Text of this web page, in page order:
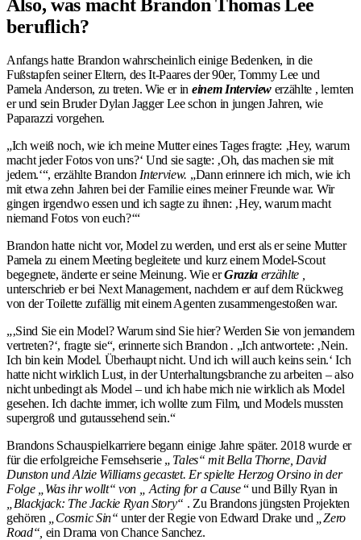
Also, was macht Brandon Thomas Lee
beruflich?
Anfangs hatte Brandon wahrscheinlich einige Bedenken, in die
Fußstapfen seiner Eltern, des It-Paares der 90er, Tommy Lee und
Pamela Anderson, zu treten. Wie er in einem Interview erzählte , lernten
er und sein Bruder Dylan Jagger Lee schon in jungen Jahren, wie
Paparazzi vorgehen.
„Ich weiß noch, wie ich meine Mutter eines Tages fragte: ‚Hey, warum
macht jeder Fotos von uns?‘ Und sie sagte: ‚Oh, das machen sie mit
jedem.‘“, erzählte BrandonInterview. „Dann erinnere ich mich, wie ich
mit etwa zehn Jahren bei der Familie eines meiner Freunde war. Wir
gingen irgendwo essen und ich sagte zu ihnen: ‚Hey, warum macht
niemand Fotos von euch?‘“
Brandon hatte nicht vor, Model zu werden, und erst als er seine Mutter
Pamela zu einem Meeting begleitete und kurz einem Model-Scout
begegnete, änderte er seine Meinung. Wie erGrazia erzählte ,
unterschrieb er bei Next Management, nachdem er auf dem Rückweg
von der Toilette zufällig mit einem Agenten zusammengestoßen war.
„‚Sind Sie ein Model? Warum sind Sie hier? Werden Sie von jemandem
vertreten?‘, fragte sie“, erinnerte sich Brandon. „Ich antwortete: ‚Nein.
Ich bin kein Model. Überhaupt nicht. Und ich will auch keins sein.‘ Ich
hatte nicht wirklich Lust, in der Unterhaltungsbranche zu arbeiten – also
nicht unbedingt als Model – und ich habe mich nie wirklich als Model
gesehen. Ich dachte immer, ich wollte zum Film, und Models mussten
supergroß und gutaussehend sein.“
Brandons Schauspielkarriere begann einige Jahre später. 2018 wurde er
für die erfolgreiche Fernsehserie „ Tales“ mit Bella Thorne, David
Dunston und Alzie Williams gecastet. Er spielte Herzog Orsino in der
Folge „Was ihr wollt“ von „ Acting for a Cause“ und Billy Ryan in
„Blackjack: The Jackie Ryan Story“ . Zu Brandons jüngsten Projekten
gehören „Cosmic Sin“ unter der Regie von Edward Drake und „Zero
Road“, ein Drama von Chance Sanchez.